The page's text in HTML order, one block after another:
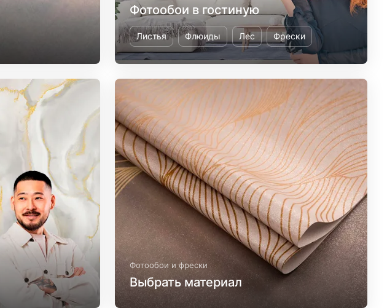
Фотообои в гостиную
Листья Флюиды Лес Фрески
Фотообои и фрески
Выбрать материал